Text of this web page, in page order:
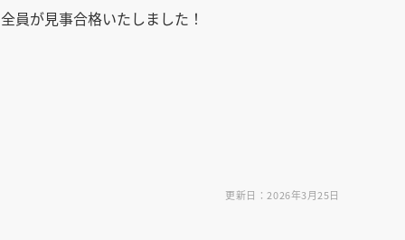
員が見事合格いたしました！
更新日：2026年3月25日